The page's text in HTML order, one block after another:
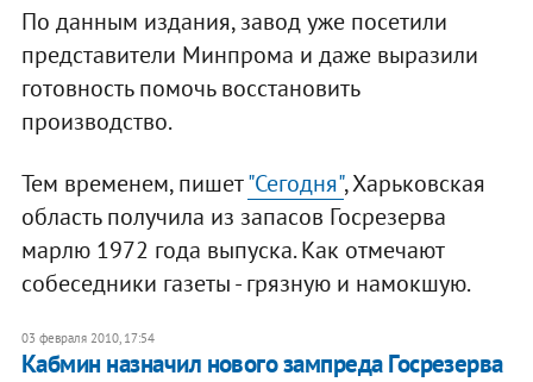
По данным издания, завод уже посетили
представители Минпрома и даже выразили
готовность помочь восстановить
производство.
Тем временем, пишет"Сегодня", Харьковская
область получила из запасов Госрезерва
марлю 1972 года выпуска. Как отмечают
собеседники газеты - грязную и намокшую.
03 февраля 2010, 17:54
Кабмин назначил нового зампреда Госрезерва